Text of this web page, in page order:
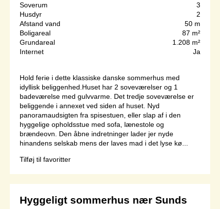
Soverum
3
Husdyr
2
Afstand vand
50 m
Boligareal
87 m²
Grundareal
1.208 m²
Internet
Ja
Hold ferie i dette klassiske danske sommerhus med
idyllisk beliggenhed.Huset har 2 soveværelser og 1
badeværelse med gulvvarme. Det tredje soveværelse er
beliggende i annexet ved siden af huset. Nyd
panoramaudsigten fra spisestuen, eller slap af i den
hyggelige opholdsstue med sofa, lænestole og
brændeovn. Den åbne indretninger lader jer nyde
hinandens selskab mens der laves mad i det lyse kø...
Tilføj til favoritter
Hyggeligt sommerhus nær Sunds